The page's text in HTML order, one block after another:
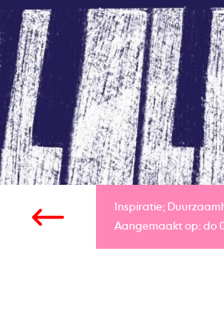
Inspiratie;
Aangemaakt op: do